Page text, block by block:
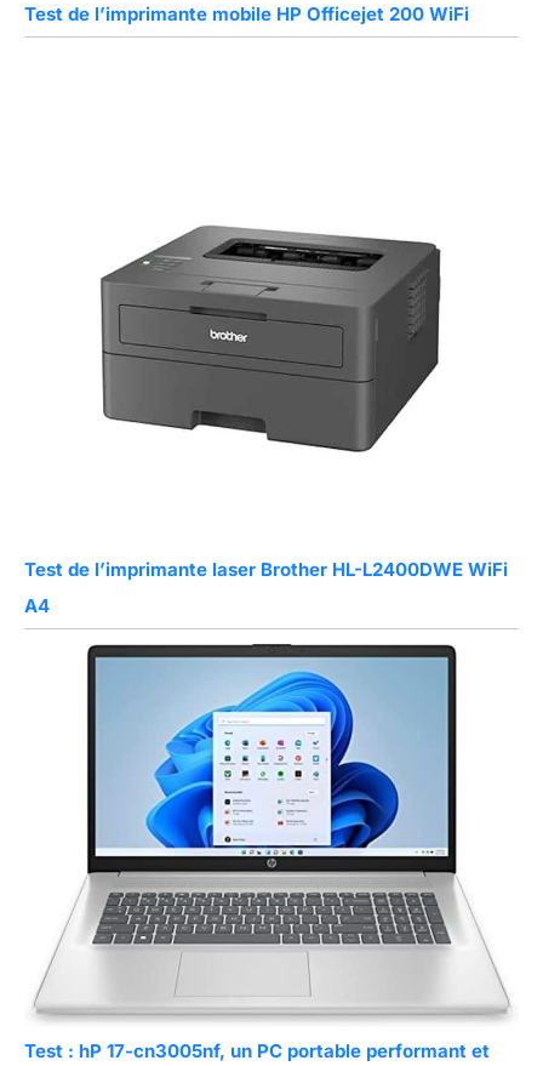
Test de l’imprimante mobile HP Officejet 200 WiFi
Test de l’imprimante laser Brother HL-L2400DWE WiFi
A4
Test : hP 17-cn3005nf, un PC portable performant et